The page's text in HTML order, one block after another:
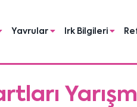
Yavrular Irk Bilgileri